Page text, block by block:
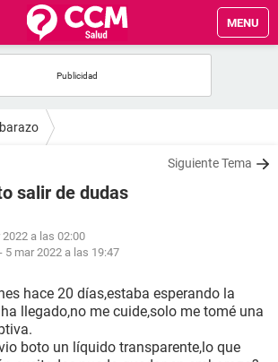
MENU
Siguiente Tema
salir de dudas
2022 a las 02:00
- 5 mar 2022 a las 19:47
hace 20 días,estaba esperando la
llegado,no me cuide,solo me tomé una
boto un líquido transparente,lo que